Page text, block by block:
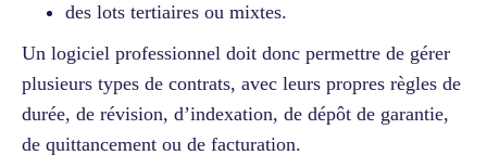
des lots tertiaires ou mixtes.
Un logiciel professionnel doit donc permettre de gérer
plusieurs types de contrats, avec leurs propres règles de
durée, de révision, d’indexation, de dépôt de garantie,
de quittancement ou de facturation.